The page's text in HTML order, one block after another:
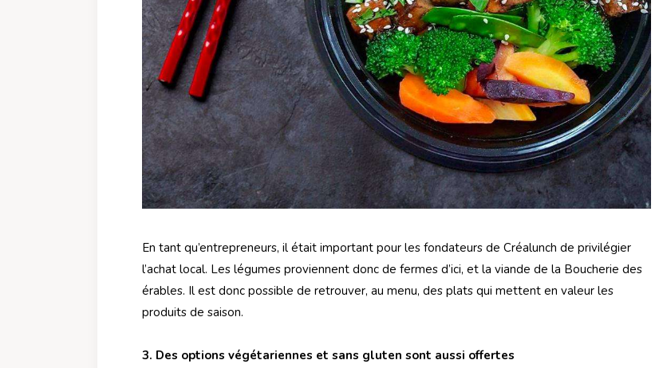
En tant qu’entrepreneurs, il était important pour les fondateurs de Créalunch de privilégier
l’achat local. Les légumes proviennent donc de fermes d’ici, et la viande de la Boucherie des
érables. Il est donc possible de retrouver, au menu, des plats qui mettent en valeur les
produits de saison.
3. Des options végétariennes et sans gluten sont aussi offertes